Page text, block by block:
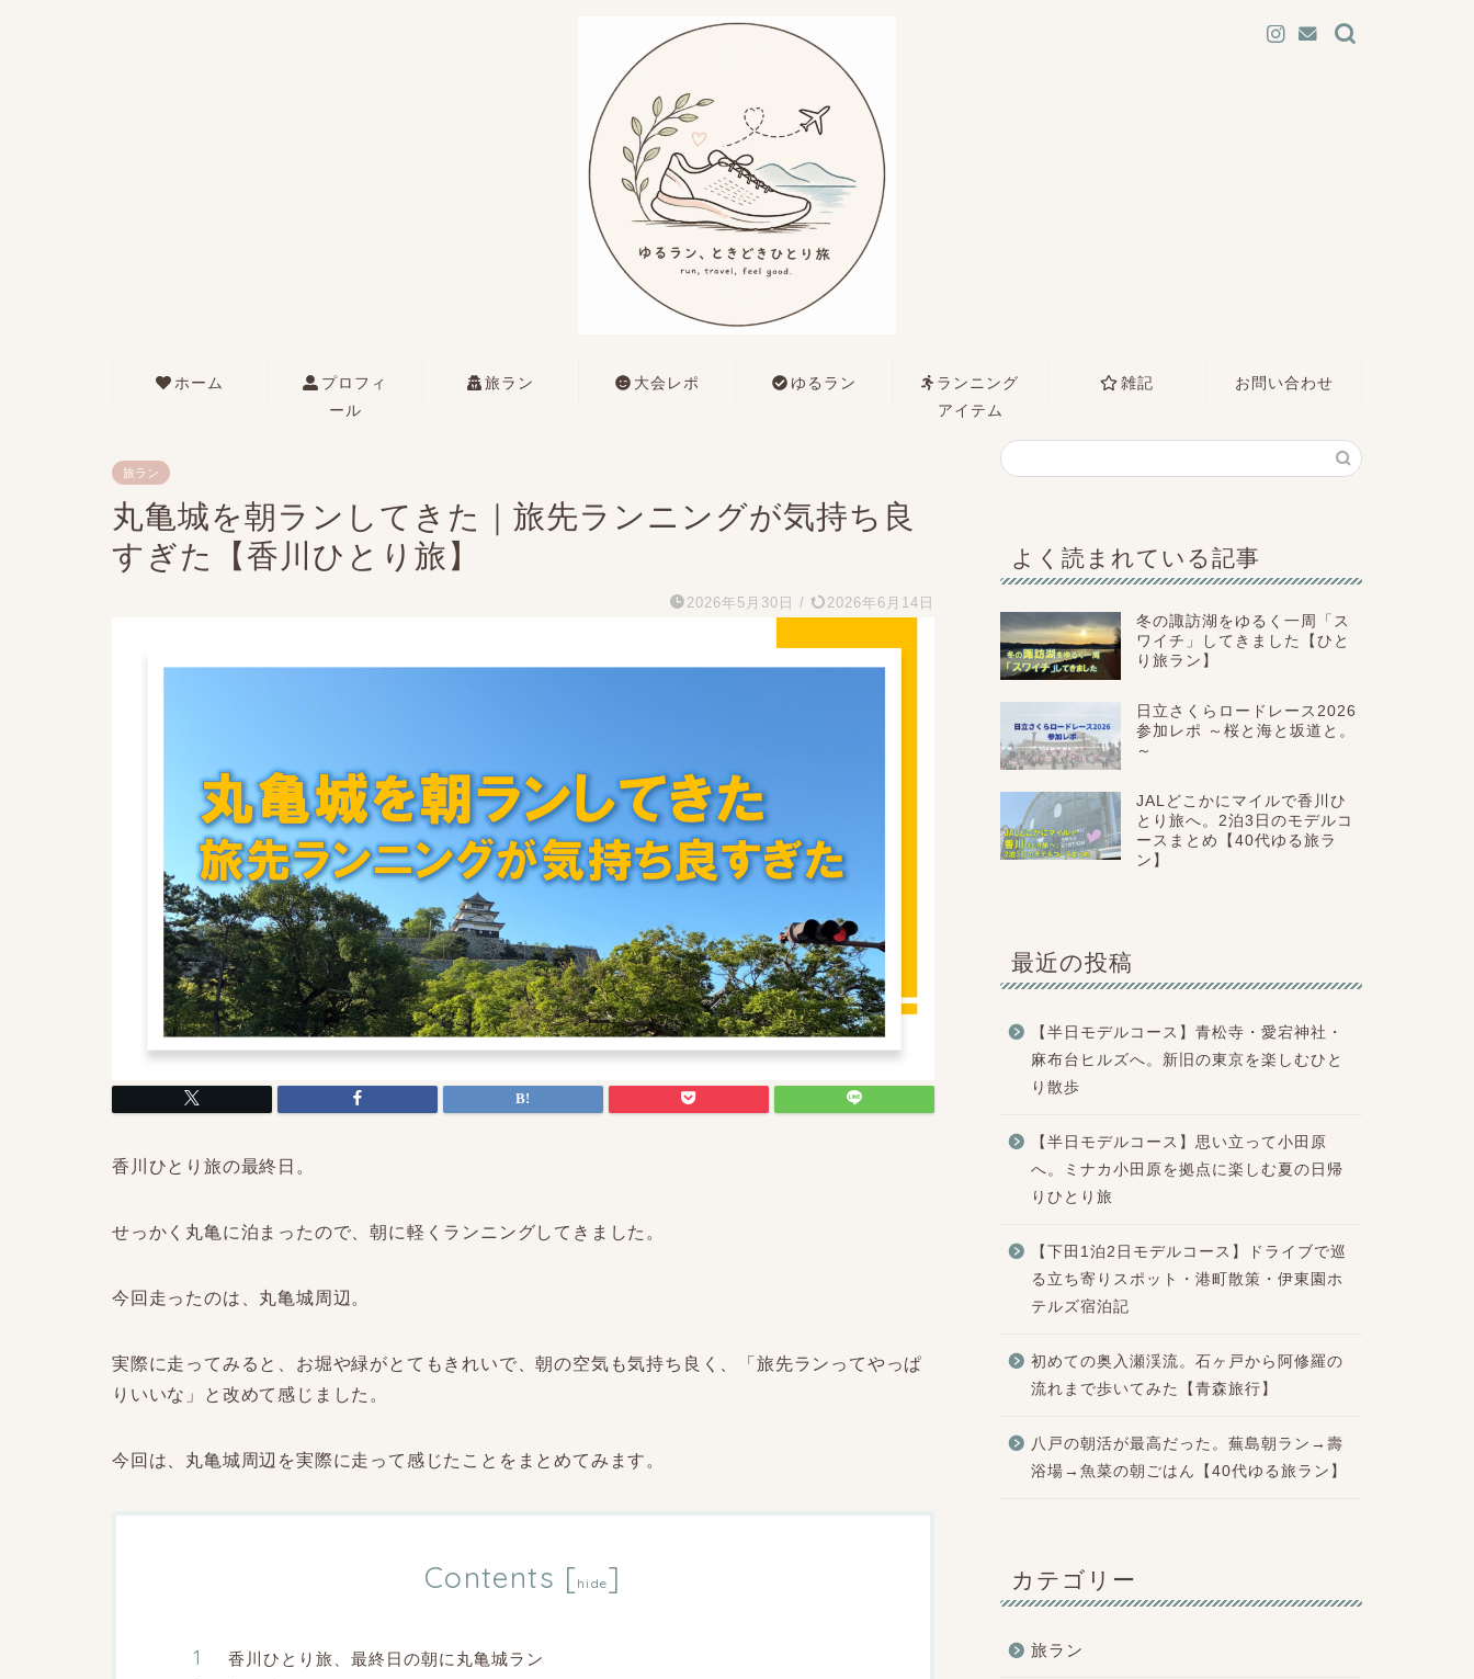
ホーム
プロフィ
ール
旅ラン 大会レポ ゆるラン
ランニング
アイテム
雑記 お問い合わせ
旅ラン
丸亀城を朝ランしてきた｜旅先ランニングが気持ち良
すぎた【香川ひとり旅】
2026年5月30日 / 2026年6月14日
香川ひとり旅の最終日。
せっかく丸亀に泊まったので、朝に軽くランニングしてきました。
今回走ったのは、丸亀城周辺。
実際に走ってみると、お堀や緑がとてもきれいで、朝の空気も気持ち良く、「旅先ランってやっぱ
りいいな」と改めて感じました。
今回は、丸亀城周辺を実際に走って感じたことをまとめてみます。
Contents [hide]
香川ひとり旅、最終日の朝に丸亀城ラン
よく読まれている記事
冬の諏訪湖をゆるく一周「ス
ワイチ」してきました【ひと
り旅ラン】
日立さくらロードレース2026
参加レポ ～桜と海と坂道と。
～
JALどこかにマイルで香川ひ
とり旅へ。2泊3日のモデルコ
ースまとめ【40代ゆる旅ラ
ン】
最近の投稿
【半日モデルコース】青松寺・愛宕神社・
麻布台ヒルズへ。新旧の東京を楽しむひと
り散歩
【半日モデルコース】思い立って小田原
へ。ミナカ小田原を拠点に楽しむ夏の日帰
りひとり旅
【下田1泊2日モデルコース】ドライブで巡
る立ち寄りスポット・港町散策・伊東園ホ
テルズ宿泊記
初めての奥入瀬渓流。石ヶ戸から阿修羅の
流れまで歩いてみた【青森旅行】
八戸の朝活が最高だった。蕪島朝ラン→壽
浴場→魚菜の朝ごはん【40代ゆる旅ラン】
カテゴリー
旅ラン